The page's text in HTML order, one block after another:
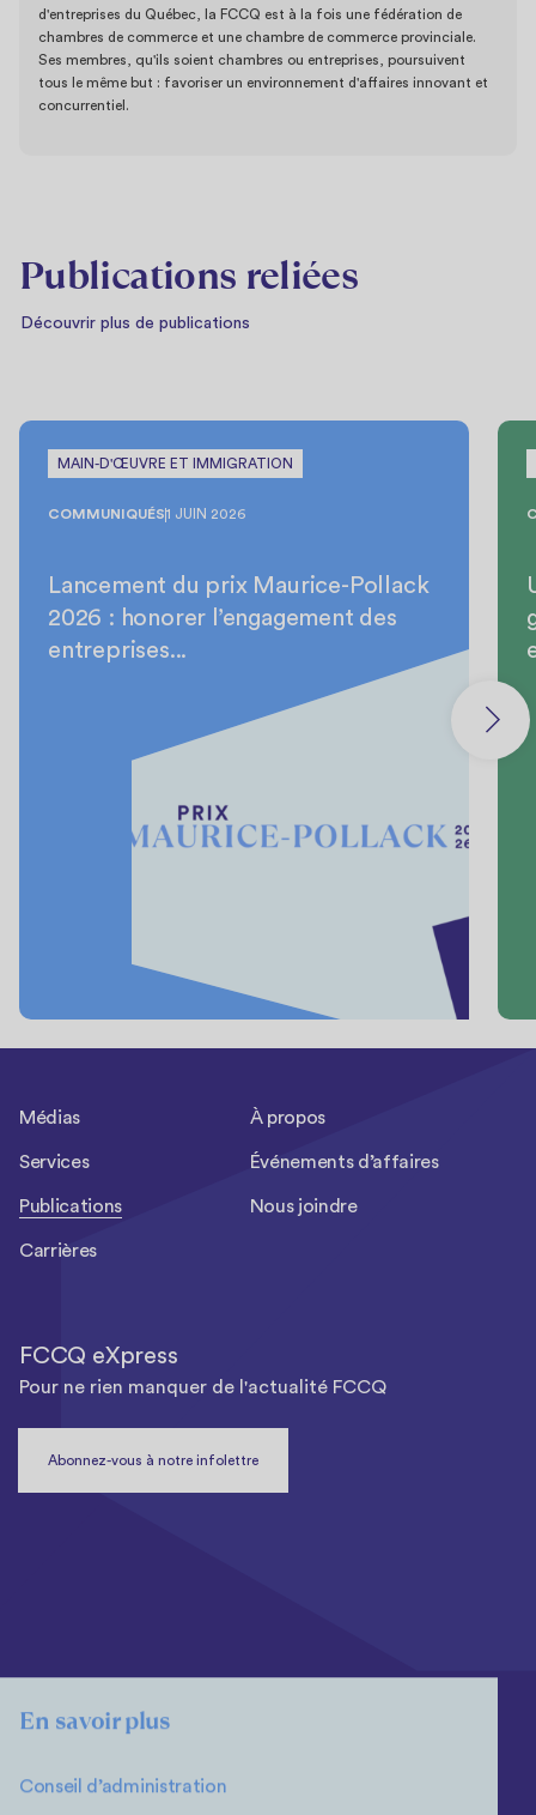
d'entreprises du Québec, la FCCQ est à la fois une fédération de
chambres de commerce et une chambre de commerce provinciale.
Ses membres, qu'ils soient chambres ou entreprises, poursuivent
tous le même but : favoriser un environnement d'affaires innovant et
concurrentiel.
Publications reliées
Découvrir plus de publications
MAIN-D'ŒUVRE ET IMMIGRATION
COMMUNIQUÉS1 JUIN 2026
Lancement du prix Maurice-Pollack
2026 : honorer l’engagement des
entreprises...
En savoir plus
Conseil d’administration
Médias À propos
Services Événements d’affaires
Publications Nous joindre
Carrières
FCCQ eXpress
Pour ne rien manquer de l'actualité FCCQ
Abonnez-vous à notre infolettre